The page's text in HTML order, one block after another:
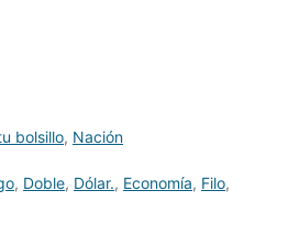
bolsillo, Nación
, Doble, Dólar., Economía, Filo,